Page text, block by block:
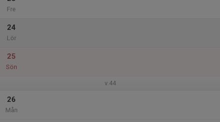
Fre
24
Lör
25
Sön
v.44
26
Mån